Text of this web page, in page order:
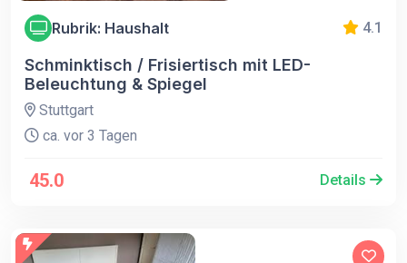
Rubrik: Haushalt 4.1
Schminktisch / Frisiertisch mit LED-
Beleuchtung & Spiegel
Stuttgart
ca. vor 3 Tagen
45.0 Details